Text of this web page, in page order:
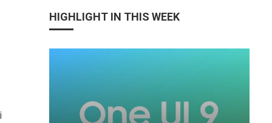
HIGHLIGHT IN THIS WEEK